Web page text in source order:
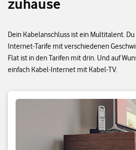
zuhause
Dein Kabelanschluss ist ein Multitalent.
Internet-Tarife mit verschiedenen
Flat ist in den Tarifen mit drin. Und auf
einfach Kabel-Internet mit Kabel-TV.